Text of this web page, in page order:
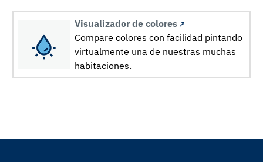
Visualizador de colores
Compare colores con facilidad pintando
virtualmente una de nuestras muchas
habitaciones.